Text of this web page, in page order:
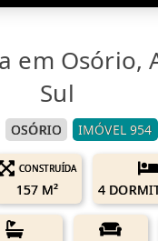
em Osório,
Sul
OSÓRIO IMÓVEL 954
CONSTRUÍDA
157 M² 4